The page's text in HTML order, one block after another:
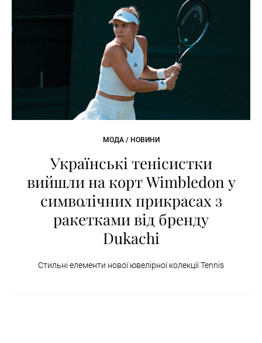
МОДА / НОВИНИ
Українські тенісистки
вийшли на корт Wimbledon у
символічних прикрасах з
ракетками від бренду
Dukachi
Стильні елементи нової ювелірної колекції Tennis